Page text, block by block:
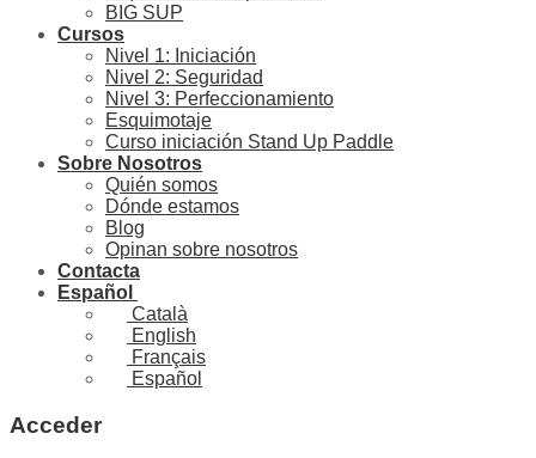
BIG SUP
Cursos
Nivel 1: Iniciación
Nivel 2: Seguridad
Nivel 3: Perfeccionamiento
Esquimotaje
Curso iniciación Stand Up Paddle
Sobre Nosotros
Quién somos
Dónde estamos
Blog
Opinan sobre nosotros
Contacta
Español
Català
English
Français
Español
Acceder